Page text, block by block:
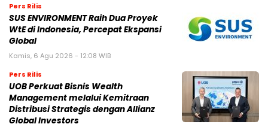
Pers Rilis
SUS ENVIRONMENT Raih Dua Proyek
WtE di Indonesia, Percepat Ekspansi
Global
Kamis, 6 Agu 2026 - 12:08 WIB
Pers Rilis
UOB Perkuat Bisnis Wealth
Management melalui Kemitraan
Distribusi Strategis dengan Allianz
Global Investors